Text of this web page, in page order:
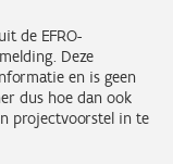
de EFRO-
Deze
en is geen
dus hoe dan ook
projectvoorstel in te